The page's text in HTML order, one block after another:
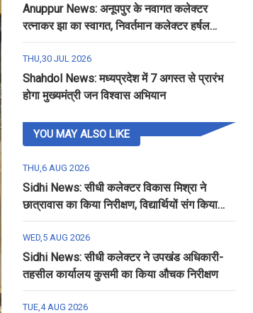
Anuppur News: अनूपपुर के नवागत कलेक्टर
रत्नाकर झा का स्वागत, निवर्तमान कलेक्टर हर्षल
पंचोली को दी गई विदाई
THU,30 JUL 2026
Shahdol News: मध्यप्रदेश में 7 अगस्त से प्रारंभ
होगा मुख्यमंत्री जन विश्वास अभियान
YOU MAY ALSO LIKE
THU,6 AUG 2026
Sidhi News: सीधी कलेक्टर विकास मिश्रा ने
छात्रावास का किया निरीक्षण, विद्यार्थियों संग किया
रात्रि भोजन
WED,5 AUG 2026
Sidhi News: सीधी कलेक्टर ने उपखंड अधिकारी-
तहसील कार्यालय कुसमी का किया औचक निरीक्षण
TUE,4 AUG 2026